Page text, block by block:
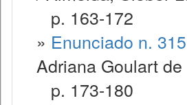
p. 163-172
» Enunciado n.
Adriana Goulart de
p. 173-180